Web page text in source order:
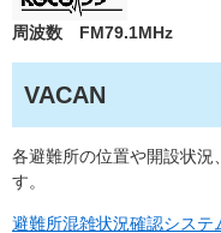
周波数 FM79.1MHz
VACAN
各避難所の位置や開設状況
す。
避難所混雑状況確認システ